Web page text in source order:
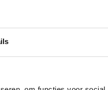
Kies alternatief